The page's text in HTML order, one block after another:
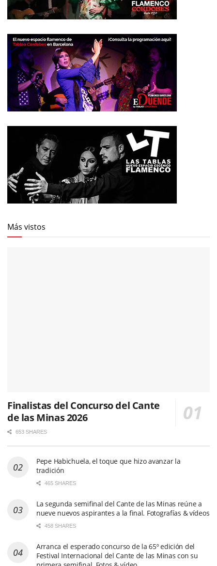
Más vistos
Finalistas del Concurso del Cante
de las Minas 2026
653 SHARES
Pepe Habichuela, el toque que hizo avanzar la
tradición
465 SHARES
La segunda semifinal del Cante de las Minas reúne a
nueve nuevos aspirantes a la final. Fotografías & vídeos
458 SHARES
Arranca el esperado concurso de la 65º edición del
Festival Internacional del Cante de las Minas con su